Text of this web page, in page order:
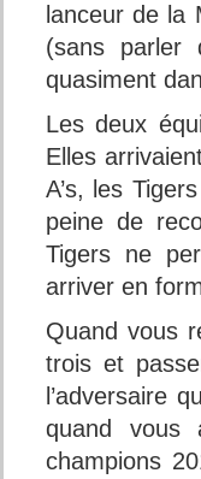
lanceur de la
(sans parler
quasiment
Les deux
Elles
A’s, les
peine de
Tigers ne
arriver en
Quand vous
trois et
l’adversaire
quand vous
champions